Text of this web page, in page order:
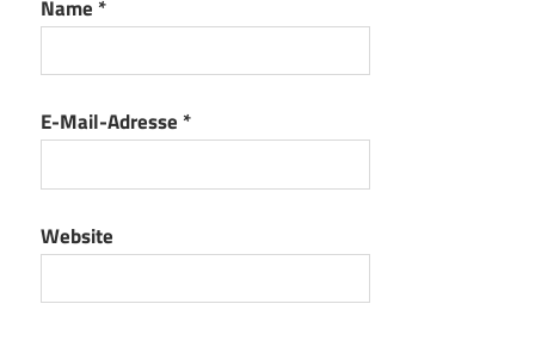
Name *
E-Mail-Adresse *
Website